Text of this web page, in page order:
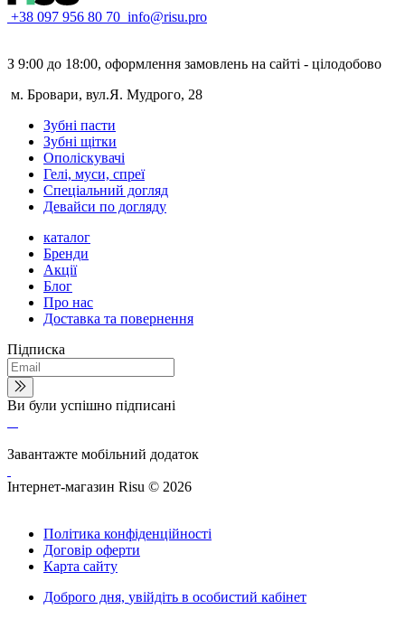
+38 097 956 80 70 info@risu.pro
З 9:00 до 18:00, оформлення замовлень на сайті - цілодобово
м. Бровари, вул.Я. Мудрого, 28
Зубні пасти
Зубні щітки
Ополіскувачі
Гелі, муси, спреї
Спеціальний догляд
Девайси по догляду
каталог
Бренди
Акції
Блог
Про нас
Доставка та повернення
Підписка
Ви були успішно підписані
Завантажте мобільний додаток
Інтернет-магазин Risu © 2026
Політика конфіденційності
Договір оферти
Карта сайту
Доброго дня, увійдіть в особистий кабінет